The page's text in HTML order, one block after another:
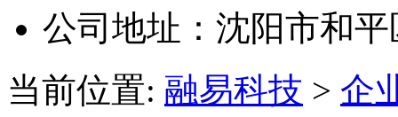
公司地址：沈阳市和
当前位置: 融易科技 > 企